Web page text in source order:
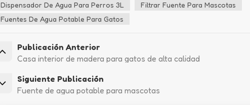
Dispensador De Agua Para Perros 3L
Filtrar Fuente Para Mascotas
Fuentes De Agua Potable Para Gatos
Publicación Anterior
Casa interior de madera para gatos de alta calidad
Siguiente Publicación
Fuente de agua potable para mascotas